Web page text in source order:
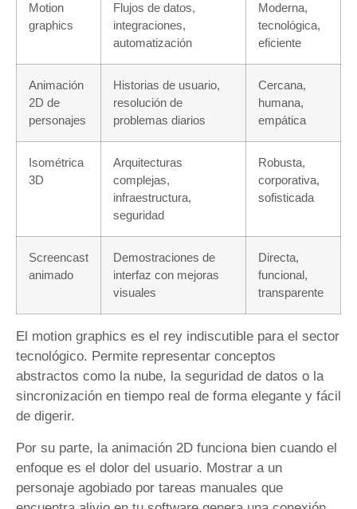
Motion
graphics
Flujos de datos,
integraciones,
automatización
Moderna,
tecnológica,
eficiente
Animación
2D de
personajes
Historias de usuario,
resolución de
problemas diarios
Cercana,
humana,
empática
Isométrica
3D
Arquitecturas
complejas,
infraestructura,
seguridad
Robusta,
corporativa,
sofisticada
Screencast
animado
Demostraciones de
interfaz con mejoras
visuales
Directa,
funcional,
transparente
El motion graphics es el rey indiscutible para el sector
tecnológico. Permite representar conceptos
abstractos como la nube, la seguridad de datos o la
sincronización en tiempo real de forma elegante y fácil
de digerir.
Por su parte, la animación 2D funciona bien cuando el
enfoque es el dolor del usuario. Mostrar a un
personaje agobiado por tareas manuales que